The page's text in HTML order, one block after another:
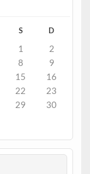
S D
1
2
8
9
15
16
22
23
29
30